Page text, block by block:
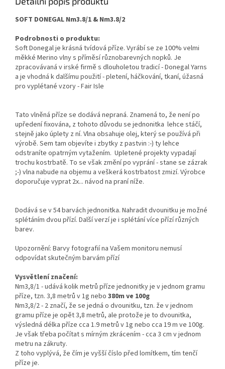
SOFT DONEGAL Nm3.8/1 & Nm3.8/2
Podrobnosti o produktu:
Soft Donegal je krásná tvídová příze. Vyrábí se ze 100% velmi
měkké Merino vlny s příměsí různobarevných nopků. Je
zpracovávaná v irské firmě s dlouholetou tradicí - Donegal Yarns
a je vhodná k dalšímu použití - pletení, háčkování, tkaní, úžasná
pro vyplétané vzory - Fair Isle
Tato vlněná příze se dodává nepraná. Znamená to, že není po
upředení fixována, z tohoto důvodu se jednonitka lehce stáčí,
stejně jako úplety z ní. Vlna obsahuje olej, který se používá při
výrobě. Sem tam objevíte i zbytky z pastvin :-) ty lehce
odstraníte opatrným vytažením. Upletené projekty vypadají
trochu kostrbatě. To se však změní po vyprání - stane se zázrak
;-) vlna nabude na objemu a veškerá kostrbatost zmizí. Výrobce
doporučuje vyprat 2x... návod na praní níže.
Dodává se v 54 barvách jednonitka. Nahradit dvounitku je možné
splétáním dvou přízí. Další verzí je i splétání více přízí různých
barev.
Upozornění: Barvy fotografií na Vašem monitoru nemusí
odpovídat skutečným barvám přízí
Vysvětlení značení:
Nm3,8/1 - udává kolik metrů příze jednonitky je v jednom gramu
příze, tzn. 3,8 metrů v 1g nebo 380m ve 100g
Nm3,8/2 - 2 značí, že se jedná o dvounitku, tzn. že v jednom
gramu příze je opět 3,8 metrů, ale protože je to dvounitka,
výsledná délka příze cca 1.9 metrů v 1g nebo cca 19 m ve 100g.
Je však třeba počítat s mírným zkrácením - cca 3 cm v jednom
metru na zákruty.
Z toho vyplývá, že čím je vyšší číslo před lomítkem, tím tenčí
příze je.